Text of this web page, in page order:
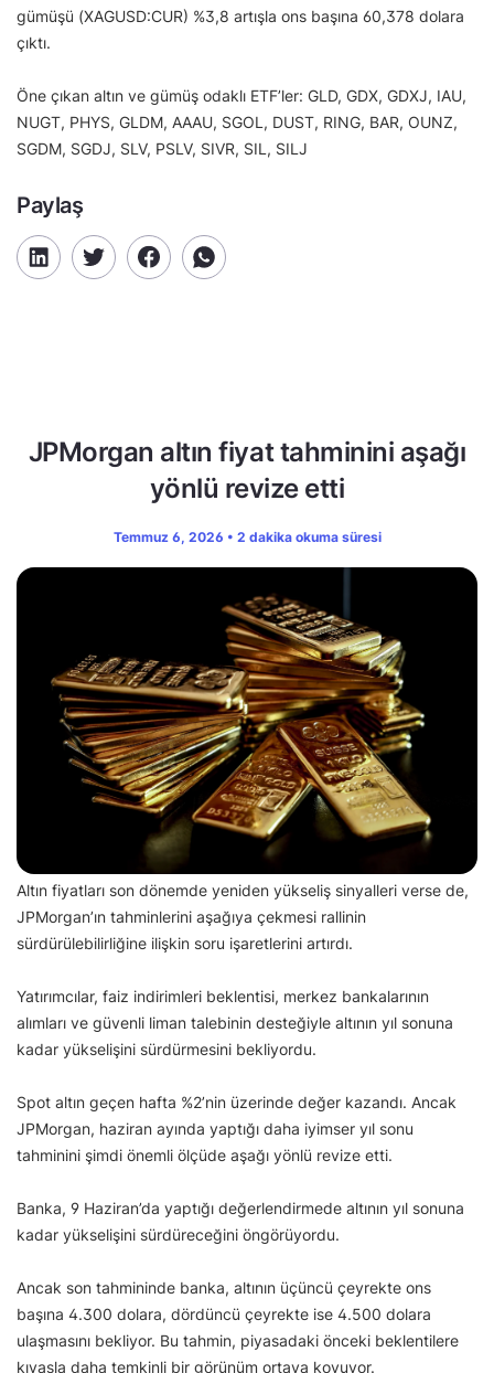
gümüşü (XAGUSD:CUR) %3,8 artışla ons başına 60,378 dolara
çıktı.
Öne çıkan altın ve gümüş odaklı ETF’ler: GLD, GDX, GDXJ, IAU,
NUGT, PHYS, GLDM, AAAU, SGOL, DUST, RING, BAR, OUNZ,
SGDM, SGDJ, SLV, PSLV, SIVR, SIL, SILJ
Paylaş
JPMorgan altın fiyat tahminini aşağı
yönlü revize etti
Temmuz 6, 2026 • 2 dakika okuma süresi
Altın fiyatları son dönemde yeniden yükseliş sinyalleri verse de,
JPMorgan’ın tahminlerini aşağıya çekmesi rallinin
sürdürülebilirliğine ilişkin soru işaretlerini artırdı.
Yatırımcılar, faiz indirimleri beklentisi, merkez bankalarının
alımları ve güvenli liman talebinin desteğiyle altının yıl sonuna
kadar yükselişini sürdürmesini bekliyordu.
Spot altın geçen hafta %2’nin üzerinde değer kazandı. Ancak
JPMorgan, haziran ayında yaptığı daha iyimser yıl sonu
tahminini şimdi önemli ölçüde aşağı yönlü revize etti.
Banka, 9 Haziran’da yaptığı değerlendirmede altının yıl sonuna
kadar yükselişini sürdüreceğini öngörüyordu.
Ancak son tahmininde banka, altının üçüncü çeyrekte ons
başına 4.300 dolara, dördüncü çeyrekte ise 4.500 dolara
ulaşmasını bekliyor. Bu tahmin, piyasadaki önceki beklentilere
kıyasla daha temkinli bir görünüm ortaya koyuyor.